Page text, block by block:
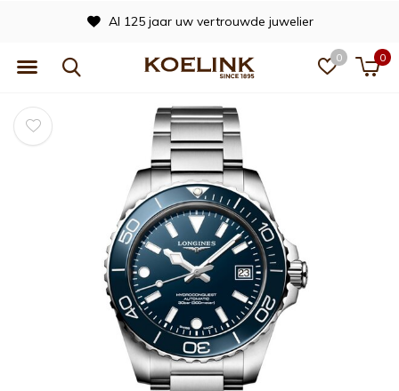
0 0
Al 125 jaar uw vertrouwde juwelier